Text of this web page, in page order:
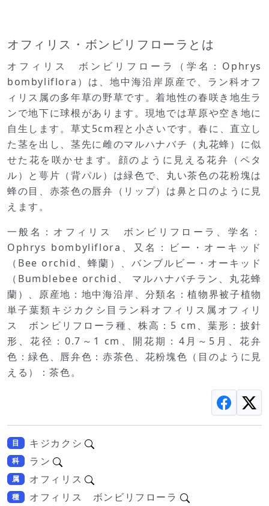
オフィリス・ボンビリフローラとは
オフィリス ボンビリフローラ（学名：Ophrys
bombyliflora）は、地中海沿岸原産で、ラン科オフ
ィリス属の多年草の野草です。着地性の春咲き地生ラ
ンで地下に球根があります。現地では草原や空き地に
自生します。草丈5cm程と小さいです。春に、直立し
た茎を出し、茎先に雌のマルハナバチ（丸花蜂）に似
せた花を咲かせます。顔のように見える花弁（ペタ
ル）と萼片（背パル）は緑色で、丸い茶色の花粉塊は
蜂の目、赤茶色の唇弁（リップ）は鼻と口のように見
えます。
一般名：オフィリス ボンビリフローラ、学名：
Ophrys bombyliflora、又名：ビー・オーキッド
（Bee orchid、蜂蘭）、バンブルビー・オーキッド
（Bumblebee orchid、 マルハナバチラン、丸花蜂
蘭）、原産地：地中海沿岸、分類名：植物界被子植物
単子葉類キジカクシ目ラン科オフィリス属オフィリ
ス ボンビリフローラ種、株高：5 cm、葉形：披針
形、花径：0.7～1 cm、開花期：4月～5月、花弁
色：緑色、唇弁色：赤茶色、花粉塊色（目のように見
える）：茶色。
目 キジカクシ
科 ラン
属 オフィリス
種 オフィリス ボンビリフローラ